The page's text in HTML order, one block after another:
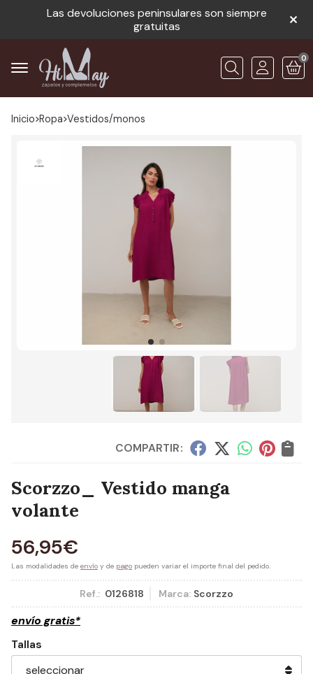
Las devoluciones peninsulares son siempre
gratuitas
Buscar
0
Inicio ropa vestidos/monos
COMPARTIR:
Scorzzo_ Vestido manga
volante
56,95€
Las modalidades de envío y de pago pueden variar el importe final del pedido.
Ref.: 0126818 Marca: Scorzzo
envío gratis*
Tallas